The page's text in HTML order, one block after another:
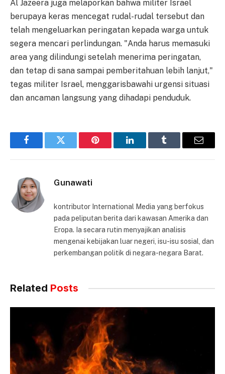
Al Jazeera juga melaporkan bahwa militer Israel
berupaya keras mencegat rudal-rudal tersebut dan
telah mengeluarkan peringatan kepada warga untuk
segera mencari perlindungan. "Anda harus memasuki
area yang dilindungi setelah menerima peringatan,
dan tetap di sana sampai pemberitahuan lebih lanjut,"
tegas militer Israel, menggarisbawahi urgensi situasi
dan ancaman langsung yang dihadapi penduduk.
FacebookTwitter Pinterest LinkedInTumblr Email
Gunawati
kontributor International Media yang berfokus
pada peliputan berita dari kawasan Amerika dan
Eropa. Ia secara rutin menyajikan analisis
mengenai kebijakan luar negeri, isu-isu sosial, dan
perkembangan politik di negara-negara Barat.
Related Posts